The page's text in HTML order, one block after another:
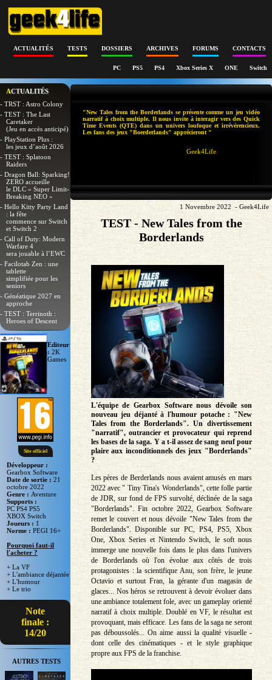
ACTUALITÉS TESTS DOSSIERS ARCHIVES FORUMS CONTACTS
PC PS5 PS4 Xbox Series X ONE Switch
ACTUALITÉS
- TRST : Astro Colony
- TEST : The Last
Caretaker
(Jeu en accès anticipé)
- PlayStation Plus :
les jeux d’août 2026
- TEST : Splatoon
Raiders
- Dragon Ball: Sparking!
ZERO accueille
le DLC « Super Limit-
Breaking NEO »
- Hello Kitty Party Land
: la fête
commence sur Switch
et Switch 2
- Call of Duty: Modern
Warfare 4
sera jouable à l’EWC
- Facilotab Zen : une
tablette
simplifiée pour les
seniors
- Généatique 2027 en
approche
- TEST : Terrinoth :
Heroes of Descent
Site officiel
Editeur
:2K
Games
Développeur :
Gearbox Software
Date de sortie :21
octobre 2022
Genre : Aventure
Supports :
PC PS4 PS5
XBOX Switch
Joueurs : 1
Norme :PEGI 16+
Pourquoi faut-il
l'acheter ?
+ La VF
+ L'ambiance déjantée
+ L'humour
+ Le trio
Note
finale :
14/20
AUTRES TESTS
"New Tales from the Borderlands se présente comme un jeu vidéo
narratif à choix multiple. Il nous invite à interagir vers des Quick
Time Events (QTE) dans un univers loufoque et irrévérencieux.
Les fans des jeux "Boerderlands" apprécieront "
Geek4Life
1 Novembre 2022 - Geek4Life
TEST - New Tales from the
Borderlands
L'équipe de Gearbox Software nous dévoile son
nouveau jeu déjanté à l'humour potache : "New
Tales from the Borderlands". Un divertissement
"narratif", outrancier et provocateur qui reprend
les bases de la saga. Y a t-il assez de sang neuf pour
plaire aux inconditionnels des jeux "Borderlands"
?
Les pères de Berderlands nous avaient amusés en mars
2022 avec " Tiny Tina's Wonderlands", cette folle partie
de JDR, sur fond de FPS survolté, déclinée de la saga
"Borderlands". Fin octobre 2022, Gearbox Software
remet le couvert et nous dévoile "New Tales from the
Borderlands". Disponible sur PC, PS4, PS5, Xbox
One, Xbox Series et Nintendo Switch, le soft nous
immerge une nouvelle fois dans le plus dans l'univers
de Borderlands où l'on évolue aux côtés de trois
protagonistes : la scientifique Anu, son frère, le jeune
Octavio et surtout Fran, la gérante d'un magasin de
glaces... Nos héros se retrouvent à devoir évoluer dans
une ambiance totalement fole, avec un gameplay orienté
narratif à choix multiple. Doublé en VF, le résultat est
provoquant, mais efficace. Les fans de la saga ne seront
pas déboussolés... On aime aussi la qualité visuelle -
dont celle des cinématiques - et le style graphique
propre aux FPS de la franchise.